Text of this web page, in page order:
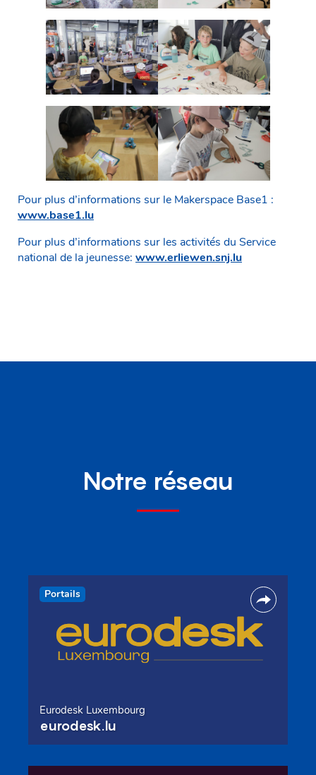
Pour plus d’informations sur le Makerspace Base1 :
www.base1.lu
Pour plus d’informations sur les activités du Service
national de la jeunesse: www.erliewen.snj.lu
Notre réseau
Portails
Eurodesk Luxembourg
eurodesk.lu